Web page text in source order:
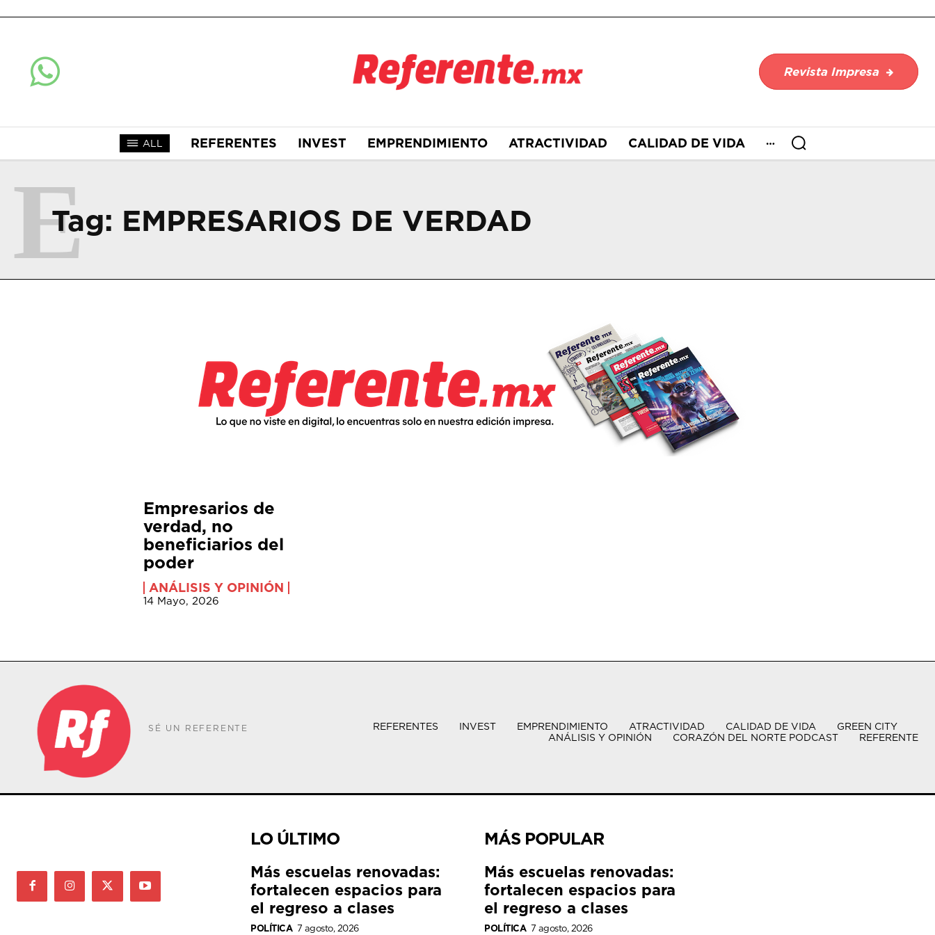
Revista Impresa
ALL REFERENTES INVEST EMPRENDIMIENTO ATRACTIVIDAD CALIDAD DE VIDA
Tag: EMPRESARIOS DE VERDAD
E
Empresarios de
verdad, no
beneficiarios del
poder
ANÁLISIS Y OPINIÓN
14 Mayo, 2026
SÉ UN REFERENTE REFERENTES INVEST EMPRENDIMIENTO ATRACTIVIDAD CALIDAD DE VIDA
GREEN CITY
ANÁLISIS Y OPINIÓN
CORAZÓN DEL NORTE PODCAST REFERENTE
LO ÚLTIMO
Más escuelas renovadas:
fortalecen espacios para
el regreso a clases
POLÍTICA 7 agosto, 2026
MÁS POPULAR
Más escuelas renovadas:
fortalecen espacios para
el regreso a clases
POLÍTICA 7 agosto, 2026